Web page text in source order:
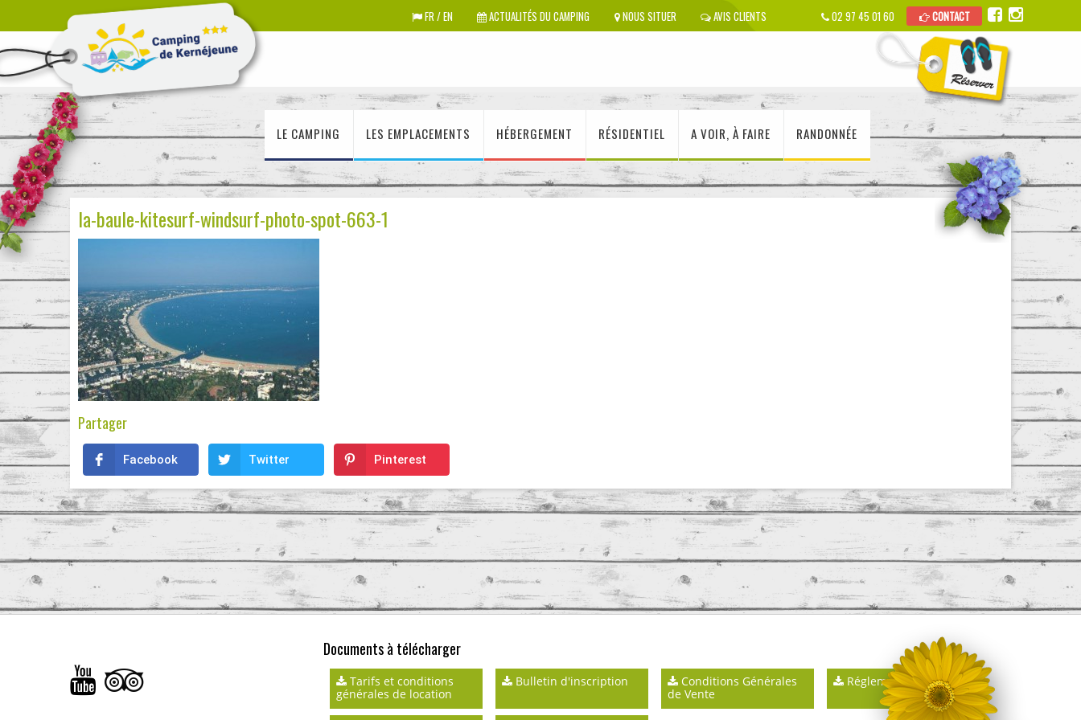
02 97 45 01 60 CONTACT
FR / EN ACTUALITÉS DU CAMPING NOUS SITUER AVIS CLIENTS
LE CAMPING LES EMPLACEMENTS HÉBERGEMENT RÉSIDENTIEL A VOIR, À FAIRE RANDONNÉE
la-baule-kitesurf-windsurf-photo-spot-663-1
Partager
Facebook Twitter Pinterest
Documents à télécharger
Tarifs et conditions
générales de location
Bulletin d'inscription
Conditions Générales
de Vente
Réglements intérieurs